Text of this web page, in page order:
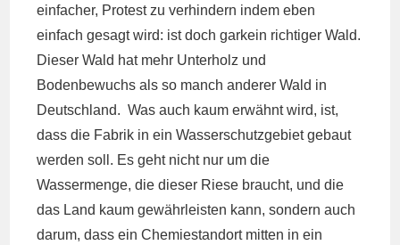
einfacher, Protest zu verhindern indem eben
einfach gesagt wird: ist doch garkein richtiger Wald.
Dieser Wald hat mehr Unterholz und
Bodenbewuchs als so manch anderer Wald in
Deutschland. Was auch kaum erwähnt wird, ist,
dass die Fabrik in ein Wasserschutzgebiet gebaut
werden soll. Es geht nicht nur um die
Wassermenge, die dieser Riese braucht, und die
das Land kaum gewährleisten kann, sondern auch
darum, dass ein Chemiestandort mitten in ein